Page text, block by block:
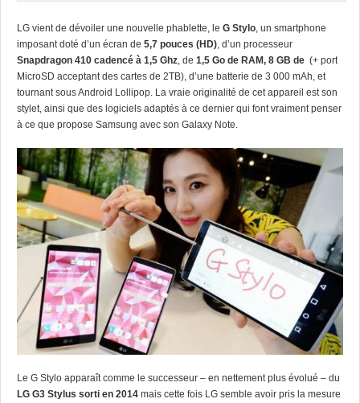
LG vient de dévoiler une nouvelle phablette, le G Stylo, un smartphone
imposant doté d’un écran de 5,7 pouces (HD), d’un processeur
Snapdragon 410 cadencé à 1,5 Ghz, de 1,5 Go de RAM, 8 GB de (+ port
MicroSD acceptant des cartes de 2TB), d’une batterie de 3 000 mAh, et
tournant sous Android Lollipop. La vraie originalité de cet appareil est son
stylet, ainsi que des logiciels adaptés à ce dernier qui font vraiment penser
à ce que propose Samsung avec son Galaxy Note.
Le G Stylo apparaît comme le successeur – en nettement plus évolué – du
LG G3 Stylus sorti en 2014 mais cette fois LG semble avoir pris la mesure